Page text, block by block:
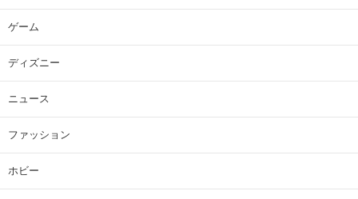
ゲーム
ディズニー
ニュース
ファッション
ホビー